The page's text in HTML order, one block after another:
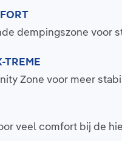
dempingszone voor
TREME
Zone voor meer
veel comfort bij de